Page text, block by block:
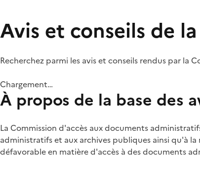
Avis et conseils de
Recherchez parmi les avis et conseils rendus par la
Chargement…
À propos de la base des
La Commission d'accès aux documents
administratifs et aux archives publiques ainsi qu'à
défavorable en matière d'accès à des documents